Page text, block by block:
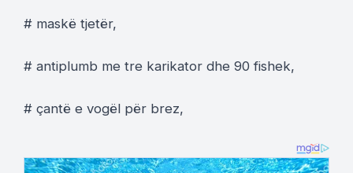
# maskë tjetër,
# antiplumb me tre karikator dhe 90 fishek,
# çantë e vogël për brez,